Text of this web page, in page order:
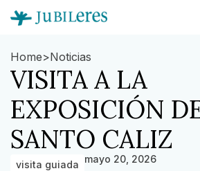
Home>Noticias
VISITA A LA
EXPOSICIÓN
SANTO CALIZ
visita guiada mayo 20, 2026